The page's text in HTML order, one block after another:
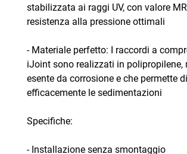
stabilizzata ai raggi UV, con valore
resistenza alla pressione ottimali
- Materiale perfetto: I raccordi a
iJoint sono realizzati in polipropilene,
esente da corrosione e che permette
efficacemente le sedimentazioni
Specifiche:
- Installazione senza smontaggio